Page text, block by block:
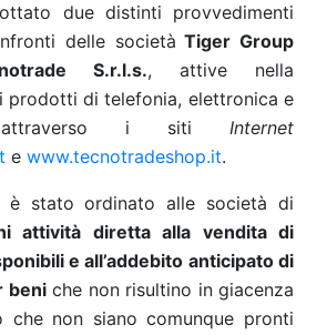
due distinti provvedimenti
delle società Tiger Group
S.r.l.s., attive nella
prodotti di telefonia, elettronica e
attraverso i siti Internet
e www.tecnotradeshop.it.
è stato ordinato alle società di
attività diretta alla vendita di
e all’addebito anticipato di
beniche non risultino in giacenza
che non siano comunque pronti